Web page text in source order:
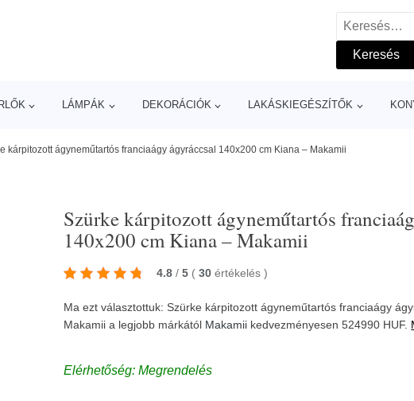
Keresés:
LÁMPÁK DEKORÁCIÓK LAKÁSKIEGÉSZÍTŐK
kárpitozott ágyneműtartós franciaágy ágyráccsal 140x200 cm Kiana – Makamii
Szürke kárpitozott ágyneműtartós
140x200 cm Kiana – Makamii
4.8 / 5 ( 30 értékelés)
Ma ezt választottuk: Szürke kárpitozott ágyneműtartós franciaágy
Makamii a legjobb márkától Makamii kedvezményesen 524990 HUF.
Elérhetőség: Megrendelés